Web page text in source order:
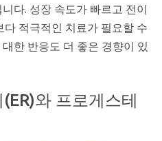
다. 성장 속도가 빠르고 전이
다 적극적인 치료가 필요할 수
한 반응도 더 좋은 경향이 있
와 프로게스테